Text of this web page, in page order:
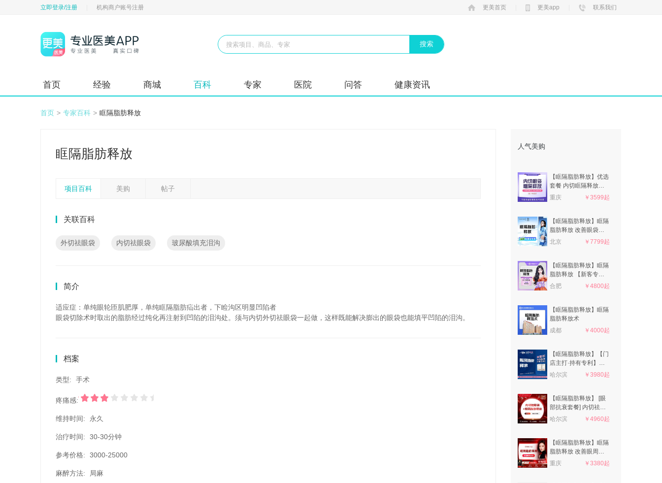
立即登录/注册 机构商户账号注册 更美首页 更美app 联系我们
首页 经验 商城 百科 专家 医院 问答 健康资讯
首页 > 专家百科 > 眶隔脂肪释放
眶隔脂肪释放
项目百科 美购 帖子
关联百科
外切祛眼袋 内切祛眼袋 玻尿酸填充泪沟
简介
适应症：单纯眼轮匝肌肥厚，单纯眶隔脂肪疝出者，下睑沟区明显凹陷者
眼袋切除术时取出的脂肪经过纯化再注射到凹陷的泪沟处。须与内切外切祛眼袋一起做，这样既能解决膨出的眼袋也能填平凹陷的泪沟。
档案
类型: 手术
疼痛感:
维持时间: 永久
治疗时间: 30-30分钟
参考价格: 3000-25000
麻醉方法: 局麻
人气美购
【眶隔脂肪释放】优选
套餐 内切眶隔释放祛
眼袋 改善黑眼圈泪沟
重庆 ￥3599起
【眶隔脂肪释放】眶隔
脂肪释放 改善眼袋泪
沟 恢复眼周年轻态
北京 ￥7799起
【眶隔脂肪释放】眶隔
脂肪释放 【新客专
享】
合肥 ￥4800起
【眶隔脂肪释放】眶隔
脂肪释放术
成都
￥4000起
【眶隔脂肪释放】【门
店主打·持有专利】眶
隔脂肪释放·私信咨询
哈尔滨 ￥3980起
【眶隔脂肪释放】 [眼
部抗衰套餐] 内切祛眼
袋+眶隔脂肪释放，专
哈尔滨 ￥4960起
【眶隔脂肪释放】眶隔
脂肪释放 改善眼周老
态
重庆 ￥3380起